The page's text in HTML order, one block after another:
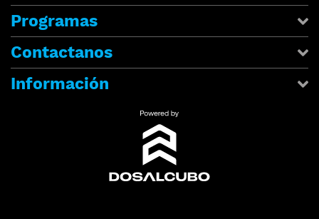
Programas
Contactanos
Información